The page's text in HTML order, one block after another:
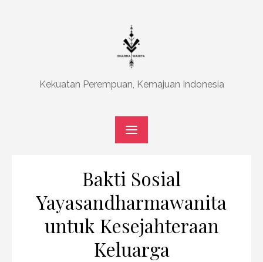
Kekuatan Perempuan, Kemajuan Indonesia
Bakti Sosial
Yayasandharmawanita
untuk Kesejahteraan
Keluarga